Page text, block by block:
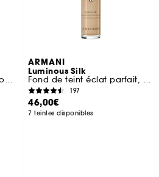
Recharge Fond de teint Compact Haute Perfection
ARMANI
Luminous Silk
Fond de teint éclat parfait, fini naturel
197
46,00€
7 teintes disponibles